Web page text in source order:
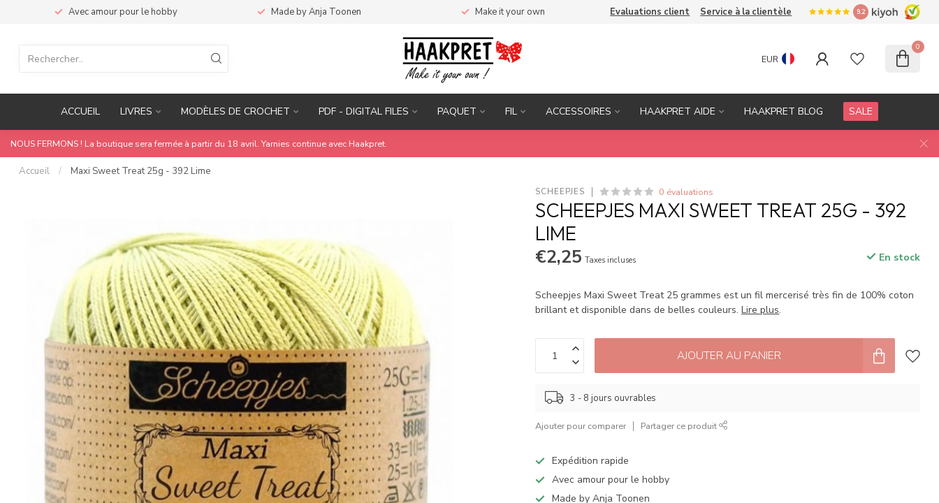
Avec amour pour le hobby Made by Anja Toonen Make it your own Evaluations client Service à la clientèle 9.2
EUR
0
ACCUEIL LIVRES MODÈLES DE CROCHET PDF - DIGITAL FILES PAQUET FIL ACCESSOIRES HAAKPRET AIDE HAAKPRET BLOG SALE
NOUS FERMONS ! La boutique sera fermée à partir du 18 avril. Yarnies continue avec Haakpret.
Accueil / Maxi Sweet Treat 25g - 392 Lime
SCHEEPJES 0 évaluations
SCHEEPJES MAXI SWEET TREAT 25G - 392
LIME
€2,25 Taxes incluses En stock
Scheepjes Maxi Sweet Treat 25 grammes est un fil mercerisé très fin de 100% coton
brillant et disponible dans de belles couleurs.Lire plus.
AJOUTER AU PANIER
3 - 8 jours ouvrables
Ajouter pour comparer Partager ce produit
Expédition rapide
Avec amour pour le hobby
Made by Anja Toonen